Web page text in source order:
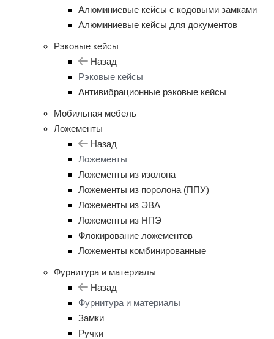
Алюминиевые кейсы с кодовыми замками
Алюминиевые кейсы для документов
Рэковые кейсы
Назад
Рэковые кейсы
Антивибрационные рэковые кейсы
Мобильная мебель
Ложементы
Назад
Ложементы
Ложементы из изолона
Ложементы из поролона (ППУ)
Ложементы из ЭВА
Ложементы из НПЭ
Флокирование ложементов
Ложементы комбинированные
Фурнитура и материалы
Назад
Фурнитура и материалы
Замки
Ручки